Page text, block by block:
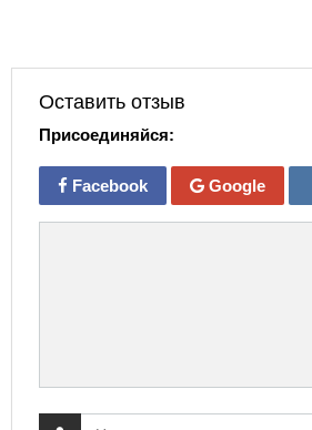
Оставить отзыв
Присоединяйся:
Facebook Google